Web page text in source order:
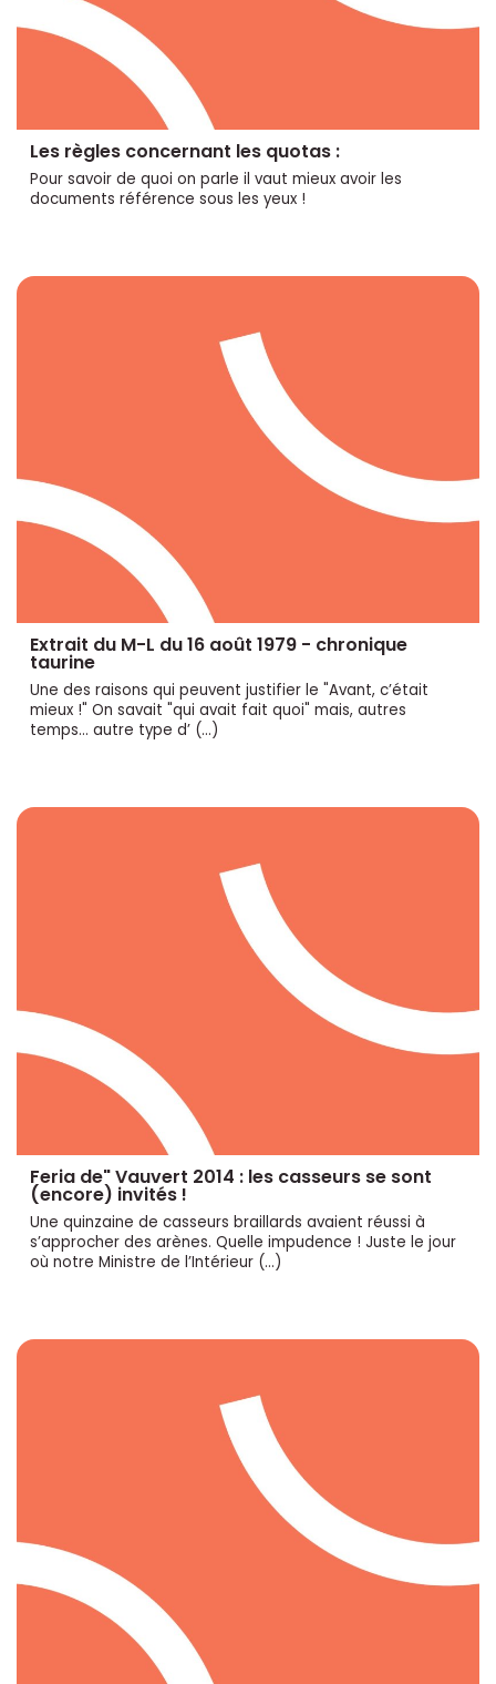
Les règles concernant les quotas :
Pour savoir de quoi on parle il vaut mieux avoir les
documents référence sous les yeux !
Extrait du M-L du 16 août 1979 - chronique
taurine
Une des raisons qui peuvent justifier le "Avant, c’était
mieux !" On savait "qui avait fait quoi" mais, autres
temps... autre type d’ (…)
Feria de" Vauvert 2014 : les casseurs se sont
(encore) invités !
Une quinzaine de casseurs braillards avaient réussi à
s’approcher des arènes. Quelle impudence ! Juste le jour
où notre Ministre de l’Intérieur (…)